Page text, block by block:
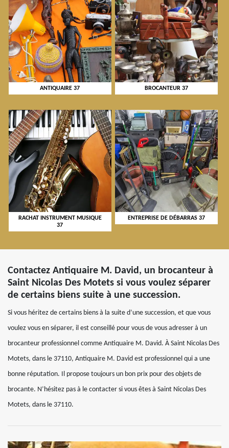
ANTIQUAIRE 37 BROCANTEUR 37
RACHAT INSTRUMENT MUSIQUE
37
ENTREPRISE DE DÉBARRAS 37
Contactez Antiquaire M. David, un brocanteur à
Saint Nicolas Des Motets si vous voulez séparer
de certains biens suite à une succession.
Si vous héritez de certains biens à la suite d’une succession, et que vous
voulez vous en séparer, il est conseillé pour vous de vous adresser à un
brocanteur professionnel comme Antiquaire M. David. À Saint Nicolas Des
Motets, dans le 37110, Antiquaire M. David est professionnel qui a une
bonne réputation. Il propose toujours un bon prix pour des objets de
brocante. N’hésitez pas à le contacter si vous êtes à Saint Nicolas Des
Motets, dans le 37110.